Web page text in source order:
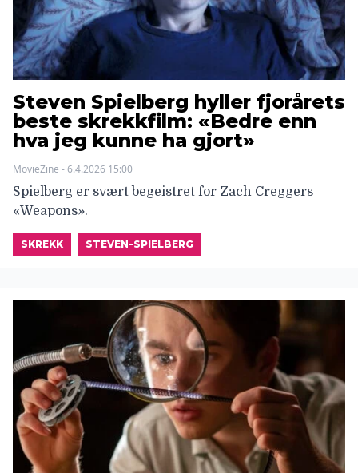
Steven Spielberg hyller fjorårets
beste skrekkfilm: «Bedre enn
hva jeg kunne ha gjort»
MovieZine - 6.4.2026 15:00
Spielberg er svært begeistret for Zach Creggers
«Weapons».
SKREKK STEVEN-SPIELBERG